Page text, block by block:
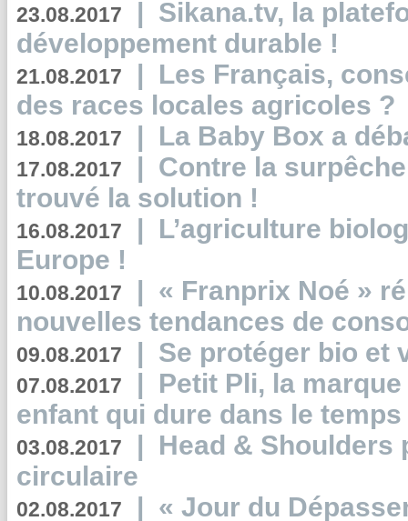
23.08.2017 | Sikana.tv, la
développement durable !
21.08.2017 | Les Français,
des races locales agricoles ?
18.08.2017 | La Baby Box a
17.08.2017 | Contre la
trouvé la solution !
16.08.2017 | L’agriculture
Europe !
10.08.2017 | « Franprix Noé »
nouvelles tendances de
09.08.2017 | Se protéger bio et
07.08.2017 | Petit Pli, la
enfant qui dure dans le temps
03.08.2017 | Head & Shoulders
circulaire
02.08.2017 | « Jour du